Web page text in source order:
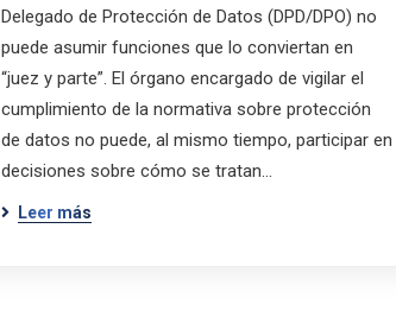
Delegado de Protección de Datos (DPD/DPO) no
puede asumir funciones que lo conviertan en
“juez y parte”. El órgano encargado de vigilar el
cumplimiento de la normativa sobre protección
de datos no puede, al mismo tiempo, participar en
decisiones sobre cómo se tratan…
Leer más